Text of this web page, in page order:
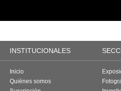
INSTITUCIONALES
Inicio
Quiénes somos